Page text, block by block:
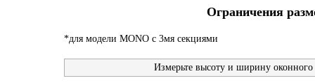
Ограничения
*для модели MONO с 3мя секциями
Измерьте высоту и ширину оконного